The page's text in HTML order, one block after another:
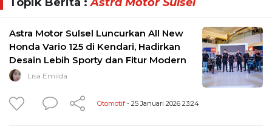
Astra Motor Sulsel Luncurkan All New
Honda Vario 125 di Kendari, Hadirkan
Desain Lebih Sporty dan Fitur Modern
Lisa Emilda
Otomotif - 25 Januari 2026 23:24